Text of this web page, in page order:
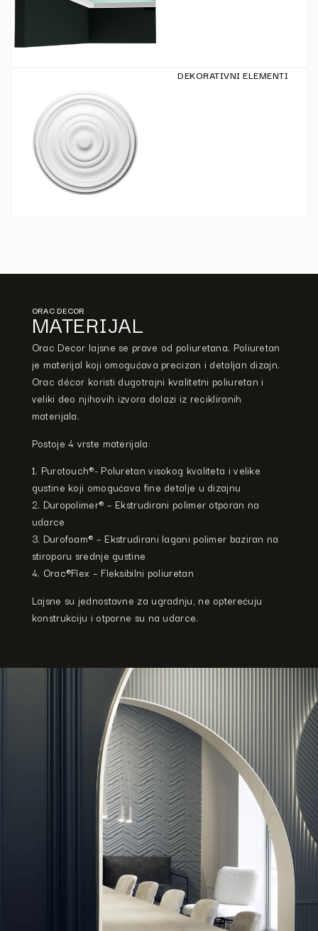
DEKORATIVNI ELEMENTI
ORAC DECOR
MATERIJAL
Orac Decor lajsne se prave od poliuretana. Poliuretan
je materijal koji omogućava precizan i detaljan dizajn.
Orac décor koristi dugotrajni kvalitetni poliuretan i
veliki deo njihovih izvora dolazi iz recikliranih
materijala.
Postoje 4 vrste materijala:
1. Purotouch®- Poluretan visokog kvaliteta i velike
gustine koji omogućava fine detalje u dizajnu
2. Duropolimer® – Ekstrudirani polimer otporan na
udarce
3. Durofoam® – Ekstrudirani lagani polimer baziran na
stiroporu srednje gustine
4. Orac®Flex – Fleksibilni poliuretan
Lajsne su jednostavne za ugradnju, ne opterećuju
konstrukciju i otporne su na udarce.